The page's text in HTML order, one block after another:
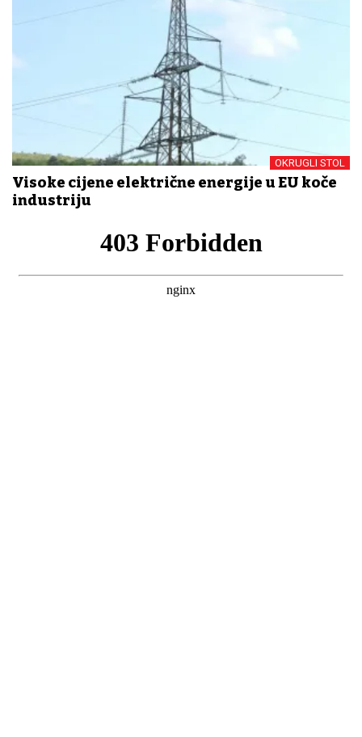
OKRUGLI STOL
Visoke cijene električne energije u EU koče
industriju